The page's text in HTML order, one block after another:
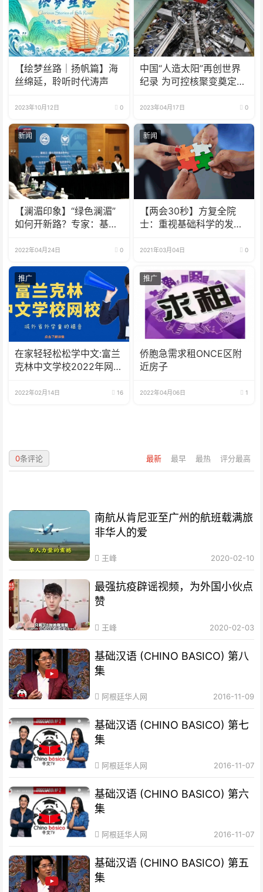
【绘梦丝路｜扬帆篇】海
丝绵延，聆听时代涛声
2023年10月12日 0
中国“人造太阳”再创世界
纪录 为可控核聚变奠定基
2023年04月17日 0
新闻
【澜湄印象】“绿色澜湄”
如何开新路？专家：基础
2022年04月24日 0
新闻
【两会30秒】方复全院
士：重视基础科学的发展
2021年03月04日 0
推广
在家轻轻松松学中文:富兰
克林中文学校2022年网校
2022年02月14日 16
推广
侨胞急需求租ONCE区附
近房子
2022年04月06日 1
最新 最早 最热 评分最高
0条评论
南航从肯尼亚至广州的航班载满旅
非华人的爱
王峰 2020-02-10
最强抗疫辟谣视频，为外国小伙点
赞
王峰 2020-02-03
基础汉语 (CHINO BASICO) 第八
集
阿根廷华人网 2016-11-09
基础汉语 (CHINO BASICO) 第七
集
阿根廷华人网 2016-11-07
基础汉语 (CHINO BASICO) 第六
集
阿根廷华人网 2016-11-07
基础汉语 (CHINO BASICO) 第五
集